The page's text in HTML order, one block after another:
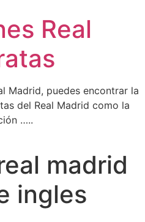
Real
Madrid, puedes encontrar la
del Real Madrid como la
…..
madrid
ingles